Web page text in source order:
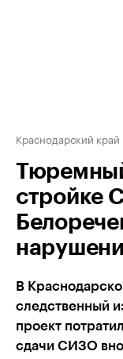
Краснодарский край
стройке
В
следственный
проект
сдачи СИЗО